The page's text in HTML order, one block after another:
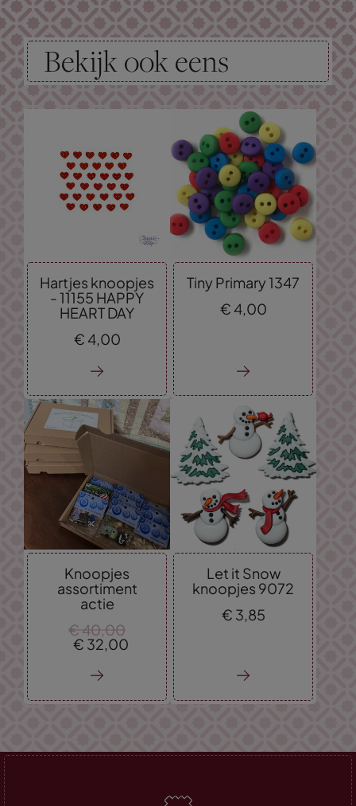
Bekijk ook eens
Hartjes knoopjes
- 11155 HAPPY
HEART DAY
€ 4,00
Tiny Primary 1347
€ 4,00
Knoopjes
assortiment
actie
€ 40, 00
€ 32, 00
Let it Snow
knoopjes 9072
€ 3, 85